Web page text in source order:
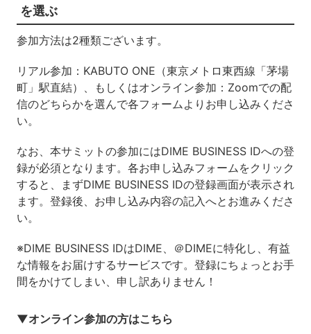
を選ぶ
参加方法は2種類ございます。
リアル参加：KABUTO ONE（東京メトロ東西線「茅場
町」駅直結）、もしくはオンライン参加：Zoomでの配
信のどちらかを選んで各フォームよりお申し込みくださ
い。
なお、本サミットの参加にはDIME BUSINESS IDへの登
録が必須となります。各お申し込みフォームをクリック
すると、まずDIME BUSINESS IDの登録画面が表示され
ます。登録後、お申し込み内容の記入へとお進みくださ
い。
※DIME BUSINESS IDはDIME、＠DIMEに特化し、有益
な情報をお届けするサービスです。登録にちょっとお手
間をかけてしまい、申し訳ありません！
▼オンライン参加の方はこちら